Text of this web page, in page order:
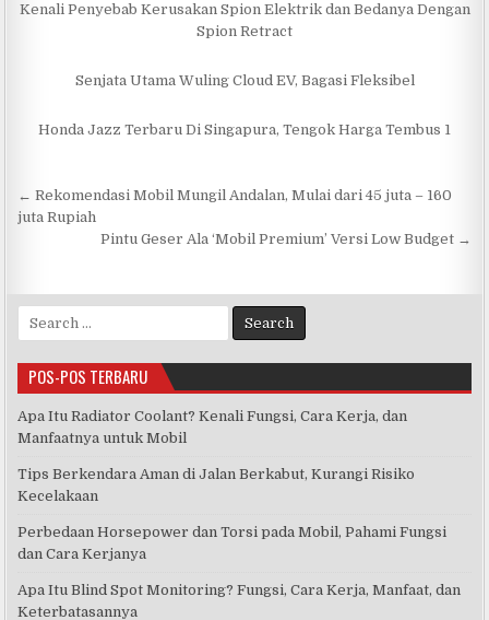
Kenali Penyebab Kerusakan Spion Elektrik dan Bedanya Dengan
Spion Retract
Senjata Utama Wuling Cloud EV, Bagasi Fleksibel
Honda Jazz Terbaru Di Singapura, Tengok Harga Tembus 1
N
i
g
a
s
i
p
o
s
← Rekomendasi Mobil Mungil Andalan, Mulai dari 45 juta – 160
juta Rupiah
Pintu Geser Ala ‘Mobil Premium’ Versi Low Budget →
e
a
h
f
o
r
POS-POS TERBARU
Apa Itu Radiator Coolant? Kenali Fungsi, Cara Kerja, dan
Manfaatnya untuk Mobil
Tips Berkendara Aman di Jalan Berkabut, Kurangi Risiko
Kecelakaan
Perbedaan Horsepower dan Torsi pada Mobil, Pahami Fungsi
dan Cara Kerjanya
Apa Itu Blind Spot Monitoring? Fungsi, Cara Kerja, Manfaat, dan
Keterbatasannya